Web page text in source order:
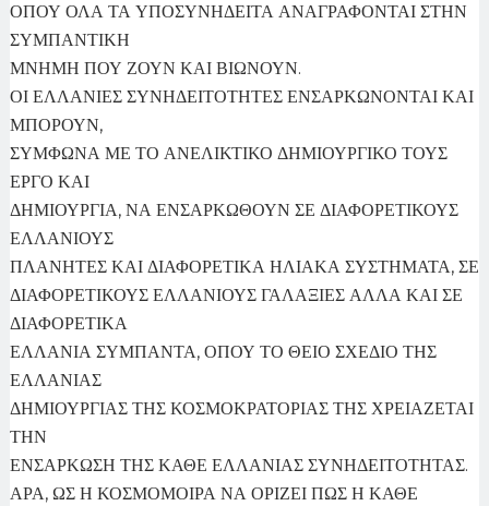
ΟΠΟΥ ΟΛΑ ΤΑ ΥΠΟΣΥΝΗΔΕΙΤΑ ΑΝΑΓΡΑΦΟΝΤΑΙ ΣΤΗΝ
ΣΥΜΠΑΝΤΙΚΗ
ΜΝΗΜΗ ΠΟΥ ΖΟΥΝ ΚΑΙ ΒΙΩΝΟΥΝ.
ΟΙ ΕΛΛΑΝΙΕΣ ΣΥΝΗΔΕΙΤΟΤΗΤΕΣ ΕΝΣΑΡΚΩΝΟΝΤΑΙ ΚΑΙ
ΜΠΟΡΟΥΝ,
ΣΥΜΦΩΝΑ ΜΕ ΤΟ ΑΝΕΛΙΚΤΙΚΟ ΔΗΜΙΟΥΡΓΙΚΟ ΤΟΥΣ
ΕΡΓΟ ΚΑΙ
ΔΗΜΙΟΥΡΓΙΑ, ΝΑ ΕΝΣΑΡΚΩΘΟΥΝ ΣΕ ΔΙΑΦΟΡΕΤΙΚΟΥΣ
ΕΛΛΑΝΙΟΥΣ
ΠΛΑΝΗΤΕΣ ΚΑΙ ΔΙΑΦΟΡΕΤΙΚΑ ΗΛΙΑΚΑ ΣΥΣΤΗΜΑΤΑ, ΣΕ
ΔΙΑΦΟΡΕΤΙΚΟΥΣ ΕΛΛΑΝΙΟΥΣ ΓΑΛΑΞΙΕΣ ΑΛΛΑ ΚΑΙ ΣΕ
ΔΙΑΦΟΡΕΤΙΚΑ
ΕΛΛΑΝΙΑ ΣΥΜΠΑΝΤΑ, ΟΠΟΥ ΤΟ ΘΕΙΟ ΣΧΕΔΙΟ ΤΗΣ
ΕΛΛΑΝΙΑΣ
ΔΗΜΙΟΥΡΓΙΑΣ ΤΗΣ ΚΟΣΜΟΚΡΑΤΟΡΙΑΣ ΤΗΣ ΧΡΕΙΑΖΕΤΑΙ
ΤΗΝ
ΕΝΣΑΡΚΩΣΗ ΤΗΣ ΚΑΘΕ ΕΛΛΑΝΙΑΣ ΣΥΝΗΔΕΙΤΟΤΗΤΑΣ.
ΑΡΑ, ΩΣ Η ΚΟΣΜΟΜΟΙΡΑ ΝΑ ΟΡΙΖΕΙ ΠΩΣ Η ΚΑΘΕ